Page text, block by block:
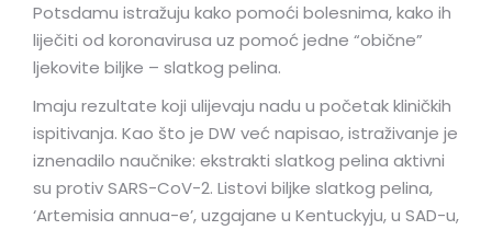
Potsdamu istražuju kako pomoći bolesnima, kako ih
liječiti od koronavirusa uz pomoć jedne “obične”
ljekovite biljke – slatkog pelina.
Imaju rezultate koji ulijevaju nadu u početak kliničkih
ispitivanja. Kao što je DW već napisao, istraživanje je
iznenadilo naučnike: ekstrakti slatkog pelina aktivni
su protiv SARS-CoV-2. Listovi biljke slatkog pelina,
‘Artemisia annua-e’, uzgajane u Kentuckyju, u SAD-u,